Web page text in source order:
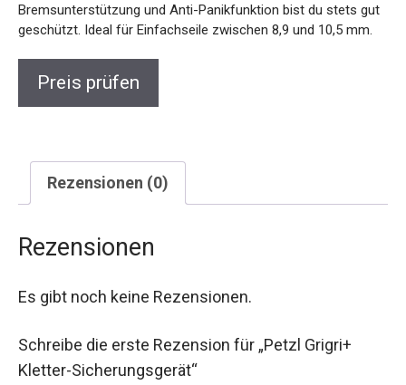
Bremsunterstützung und Anti-Panikfunktion bist du stets gut
geschützt. Ideal für Einfachseile zwischen 8,9 und 10,5 mm.
Preis prüfen
Rezensionen (0)
Rezensionen
Es gibt noch keine Rezensionen.
Schreibe die erste Rezension für „Petzl Grigri+
Kletter-Sicherungsgerät“